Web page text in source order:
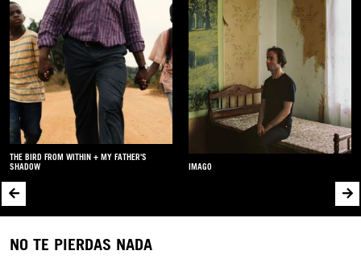
THE BIRD FROM WITHIN + MY FATHER'S
SHADOW
IMAGO
NO TE PIERDAS NADA